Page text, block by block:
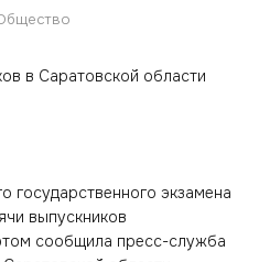
государственного экзамена
выпускников
сообщила пресс-служба